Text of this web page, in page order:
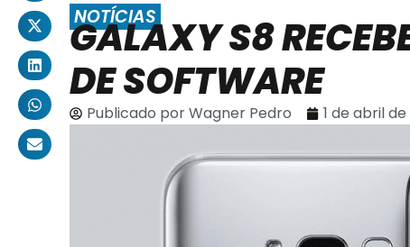
NOTÍCIAS
GALAXY S8
DE SOFTWARE
Publicado porWagner Pedro 1 de abril de